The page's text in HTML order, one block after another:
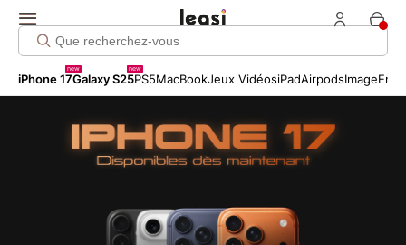
iPhone 17
new
Galaxy S25
new
PS5MacBookJeux VidéosiPadAirpodsImage
Click me!